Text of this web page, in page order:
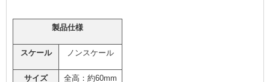
製品仕様
スケール ノンスケール
サイズ 全高：約60mm